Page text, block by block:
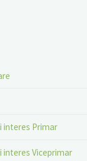
interes Primar
interes Viceprimar